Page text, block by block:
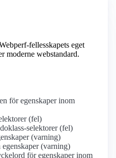
fellesskapets eget
moderne webstandard.
för egenskaper inom
(fel)
selektorer (fel)
(varning)
(varning)
för egenskaper inom